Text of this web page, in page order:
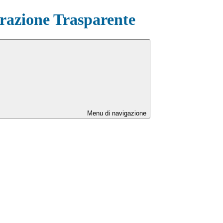
Trasparente
Menu di navigazione